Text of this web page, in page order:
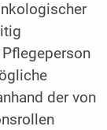
der von